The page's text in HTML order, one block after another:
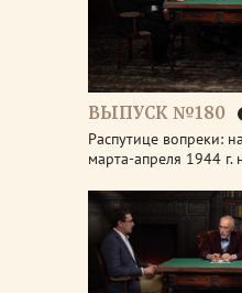
ВЫПУСК №180
Распутице вопреки:
марта-апреля 1944 г.